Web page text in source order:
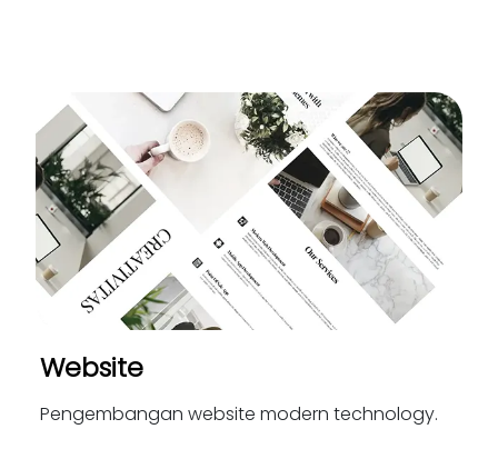
Website
Pengembangan website modern technology.